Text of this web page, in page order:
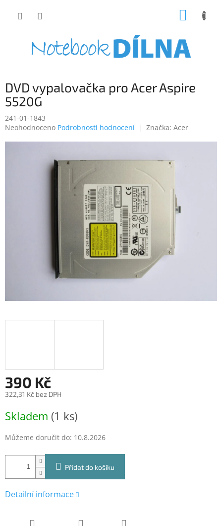
DVD vypalovačka pro Acer Aspire
5520G
241-01-1843
Průměrné
Neohodnoceno Podrobnosti hodnocení Značka: Acer
390 Kč
322,31 Kč bez DPH
cena:
Skladem (1 ks)
Můžeme doručit do: 10.8.2026
Přidat do košíku
Detailní informace